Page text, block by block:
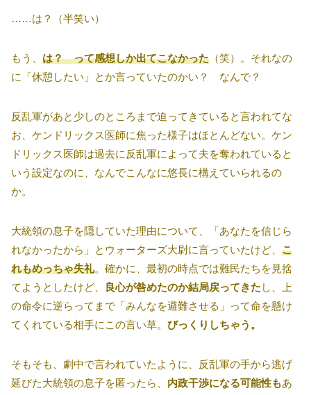
……は？（半笑い）
もう、 は？ って感想しか出てこなかった （笑）。それなの
に「休憩したい」とか言っていたのかい？ なんで？
反乱軍があと少しのところまで迫ってきていると言われてな
お、ケンドリックス医師に焦った様子はほとんどない。ケン
ドリックス医師は過去に反乱軍によって夫を奪われていると
いう設定なのに、なんでこんなに悠長に構えていられるの
か。
大統領の息子を隠していた理由について、「あなたを信じら
れなかったから」とウォーターズ大尉に言っていたけど、 こ
れもめっちゃ失礼。確かに、最初の時点では難民たちを見捨
てようとしたけど、
良心が咎めたのか結局戻ってきた し、上
の命令に逆らってまで「みんなを避難させる」って命を懸け
てくれている相手にこの言い草。 びっくりしちゃう。
そもそも、劇中で言われていたように、反乱軍の手から逃げ
延びた大統領の息子を匿ったら、 内政干渉になる可能性もあ